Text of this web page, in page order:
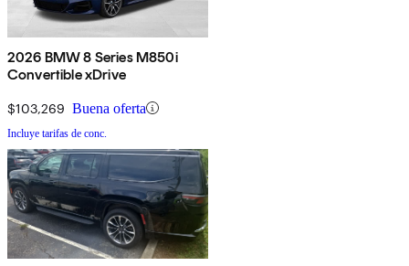
2026 BMW 8 Series M850i
Convertible xDrive
$103,269 Buena oferta
Incluye tarifas de conc.